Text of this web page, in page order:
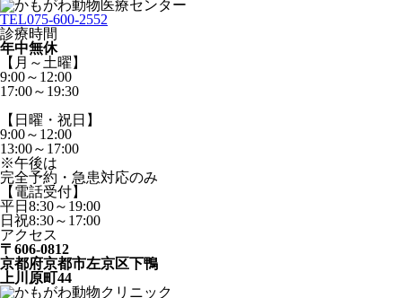
TEL075-600-2552
診療時間
年中無休
【月～土曜】
9:00～12:00
17:00～19:30
【日曜・祝日】
9:00～12:00
13:00～17:00
※午後は
完全予約・急患対応のみ
【電話受付】
平日8:30～19:00
日祝8:30～17:00
アクセス
〒606-0812
京都府京都市左京区下鴨
上川原町44